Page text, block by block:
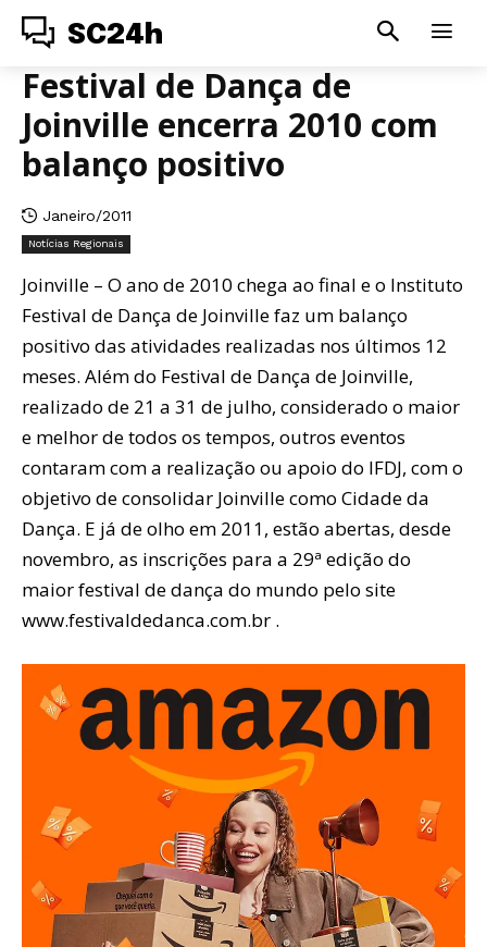
SC24h
Festival de Dança de
Joinville encerra 2010 com
balanço positivo
Janeiro/2011
Notícias Regionais
Joinville – O ano de 2010 chega ao final e o Instituto
Festival de Dança de Joinville faz um balanço
positivo das atividades realizadas nos últimos 12
meses. Além do Festival de Dança de Joinville,
realizado de 21 a 31 de julho, considerado o maior
e melhor de todos os tempos, outros eventos
contaram com a realização ou apoio do IFDJ, com o
objetivo de consolidar Joinville como Cidade da
Dança. E já de olho em 2011, estão abertas, desde
novembro, as inscrições para a 29ª edição do
maior festival de dança do mundo pelo site
www.festivaldedanca.com.br .